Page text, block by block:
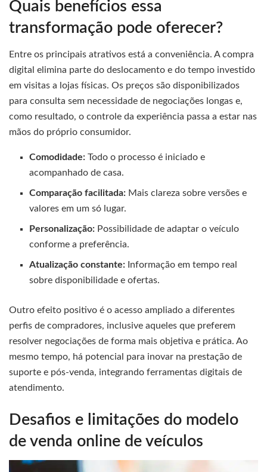
Quais benefícios essa
transformação pode oferecer?
Entre os principais atrativos está a conveniência. A compra
digital elimina parte do deslocamento e do tempo investido
em visitas a lojas físicas. Os preços são disponibilizados
para consulta sem necessidade de negociações longas e,
como resultado, o controle da experiência passa a estar nas
mãos do próprio consumidor.
Comodidade: Todo o processo é iniciado e
acompanhado de casa.
Comparação facilitada: Mais clareza sobre versões e
valores em um só lugar.
Personalização: Possibilidade de adaptar o veículo
conforme a preferência.
Atualização constante: Informação em tempo real
sobre disponibilidade e ofertas.
Outro efeito positivo é o acesso ampliado a diferentes
perfis de compradores, inclusive aqueles que preferem
resolver negociações de forma mais objetiva e prática. Ao
mesmo tempo, há potencial para inovar na prestação de
suporte e pós-venda, integrando ferramentas digitais de
atendimento.
Desafios e limitações do modelo
de venda online de veículos